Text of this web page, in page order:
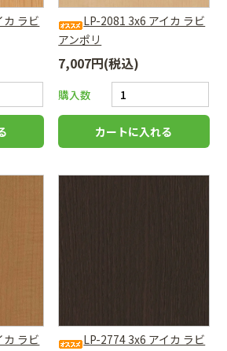
カ ラビ
LP-2081 3x6 アイカ ラビ
アンポリ
7,007円(税込)
購入数
カ ラビ
LP-2774 3x6 アイカ ラビ